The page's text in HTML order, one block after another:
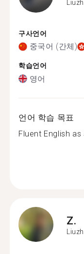
구사언어
중국어 (간체)
학습언어
영어
언어 학습 목표
Fluent English as
Z.